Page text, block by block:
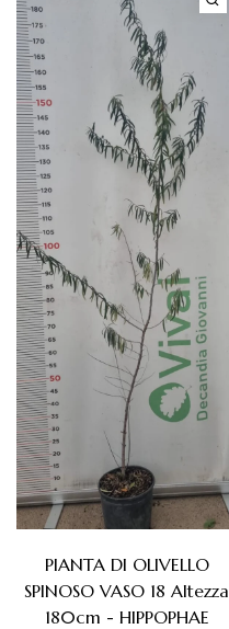
PIANTA DI OLIVELLO
SPINOSO VASO 18 Altezza
180cm - HIPPOPHAE